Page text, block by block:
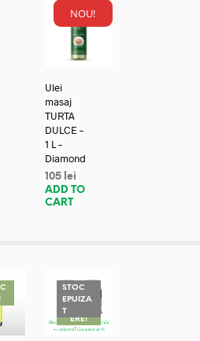
NOU!
Ulei
masaj
TURTA
DULCE –
1 L –
Diamond
105 lei
ADD TO
CART
STOC
EPUIZA
TREDUC
ERE!